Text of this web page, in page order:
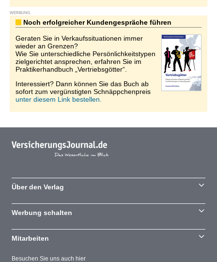
WERBUNG
Noch erfolgreicher Kundengespräche führen
Geraten Sie in Verkaufssituationen immer
wieder an Grenzen?
Wie Sie unterschiedliche Persönlichkeitstypen
zielgerichtet ansprechen, erfahren Sie im
Praktikerhandbuch „Vertriebsgötter“.
Interessiert? Dann können Sie das Buch ab
sofort zum vergünstigten Schnäppchenpreis
unter diesem Link bestellen.
Besuchen Sie uns auch hier
Über den Verlag
Werbung schalten
Mitarbeiten